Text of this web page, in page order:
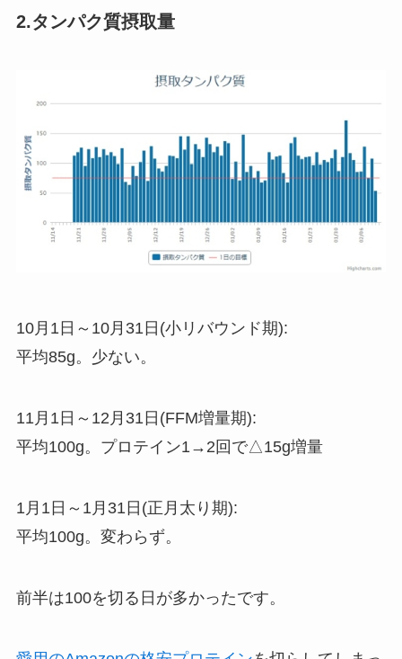
2.タンパク質摂取量
10月1日～10月31日(小リバウンド期):
平均85g。少ない。
11月1日～12月31日(FFM増量期):
平均100g。プロテイン1→2回で△15g増量
1月1日～1月31日(正月太り期):
平均100g。変わらず。
前半は100を切る日が多かったです。